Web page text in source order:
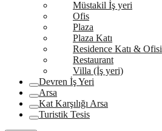
Müstakil İş yeri
Ofis
Plaza
Plaza Katı
Residence Katı & Ofisi
Restaurant
Villa (İş yeri)
Devren İş Yeri
Arsa
Kat Karşılığı Arsa
Turistik Tesis